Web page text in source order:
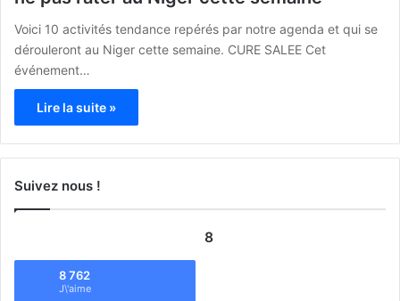
Voici 10 activités tendance repérés par notre agenda et qui se
dérouleront au Niger cette semaine. CURE SALEE Cet
événement…
Lire la suite »
Suivez nous !
8
8 762
J\'aime